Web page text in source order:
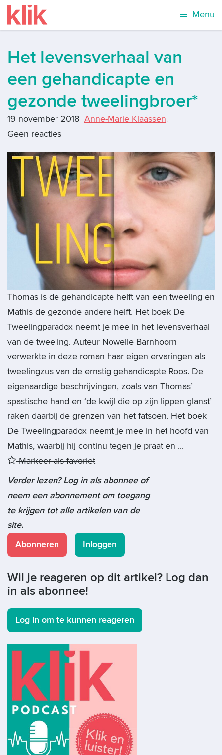
Menu
Het levensverhaal van
een gehandicapte en
gezonde tweelingbroer*
19 november 2018 Anne-Marie Klaassen,
Geen reacties
Thomas is de gehandicapte helft van een tweeling en
Mathis de gezonde andere helft. Het boek De
Tweelingparadox neemt je mee in het levensverhaal
van de tweeling. Auteur Nowelle Barnhoorn
verwerkte in deze roman haar eigen ervaringen als
tweelingzus van de ernstig gehandicapte Roos. De
eigenaardige beschrijvingen, zoals van Thomas’
spastische hand en ‘de kwijl die op zijn lippen glanst’
raken daarbij de grenzen van het fatsoen. Het boek
De Tweelingparadox neemt je mee in het hoofd van
Mathis, waarbij hij continu tegen je praat en ...
Markeer als favoriet
Verder lezen? Log in als abonnee of
neem een abonnement om toegang
te krijgen tot alle artikelen van de
site.
Abonneren
Inloggen
Wil je reageren op dit artikel? Log dan
in als abonnee!
Log in om te kunnen reageren